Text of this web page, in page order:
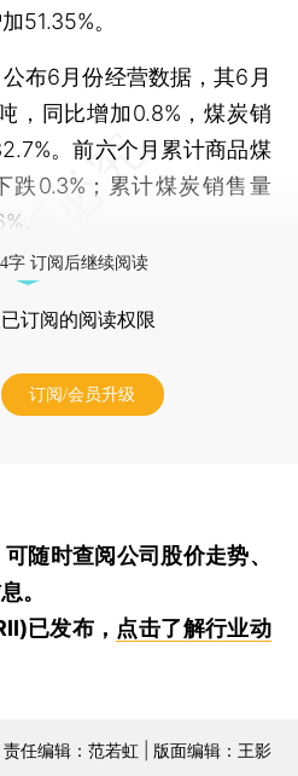
51.35%。
6月份经营数据，其6月
，同比增加0.8%，煤炭销
。前六个月累计商品煤
跌0.3%；累计煤炭销售量
。
字 订阅后继续阅读
订阅的阅读权限
订阅/会员升级
可随时查阅公司股价走势、
。
已发布， 点击了解行业动
责任编辑：范若虹 | 版面编辑：王影